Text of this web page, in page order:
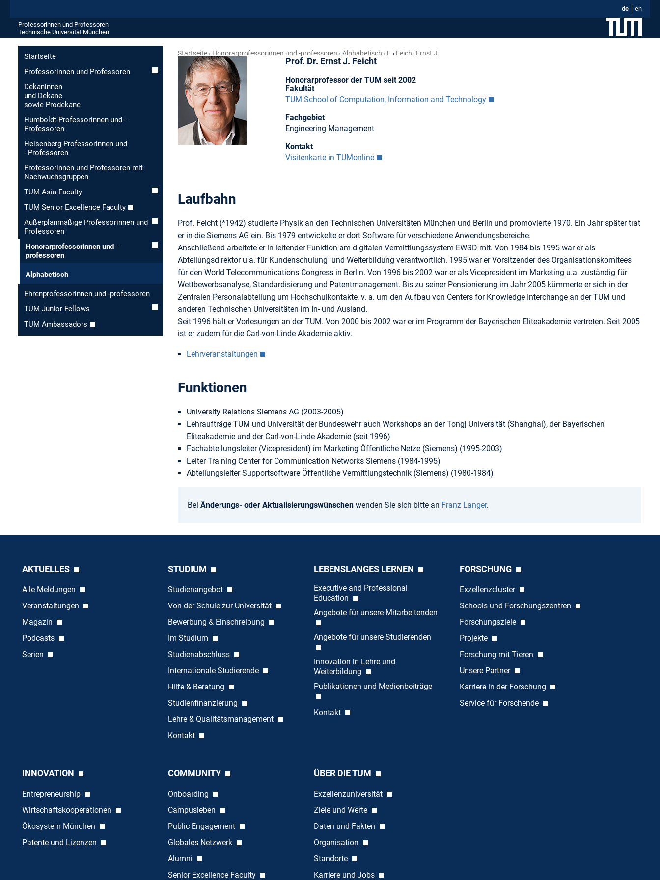
de en
Professorinnen und Professoren
Technische Universität München
Startseite
Professorinnen und Professoren
Dekaninnen
und Dekane
sowie Prodekane
Humboldt-Professorinnen und -
Professoren
Heisenberg-Professorinnen und
- Professoren
Professorinnen und Professoren mit
Nachwuchsgruppen
TUM Asia Faculty
TUM Senior Excellence Faculty
Außerplanmäßige Professorinnen und
Professoren
Honorar­professorinnen und -
professoren
Alphabetisch
Ehren­professorinnen und -professoren
TUM Junior Fellows
TUM Ambassadors
Startseite Honorar­professorinnen und -professoren Alphabetisch F Feicht Ernst J.
Prof. Dr. Ernst J. Feicht
Honorarprofessor der TUM seit 2002
Fakultät
TUM School of Computation, Information and Technology
Fachgebiet
Engineering Management
Kontakt
Visitenkarte in TUMonline
Laufbahn
Prof. Feicht (*1942) studierte Physik an den Technischen Universitäten München und Berlin und promovierte 1970. Ein Jahr später trat
er in die Siemens AG ein. Bis 1979 entwickelte er dort Software für verschiedene Anwendungsbereiche.
Anschließend arbeitete er in leitender Funktion am digitalen Vermittlungssystem EWSD mit. Von 1984 bis 1995 war er als
Abteilungsdirektor u.a. für Kundenschulung und Weiterbildung verantwortlich. 1995 war er Vorsitzender des Organisationskomitees
für den World Tele­communications Congress in Berlin. Von 1996 bis 2002 war er als Vicepresident im Marketing u.a. zuständig für
Wettbewerbsanalyse, Standardisierung und Patentmanagement. Bis zu seiner Pensionierung im Jahr 2005 kümmerte er sich in der
Zentralen Personalabteilung um Hochschul­kontakte, v. a. um den Aufbau von Centers for Knowledge Interchange an der TUM und
anderen Technischen Universitäten im In- und Ausland.
Seit 1996 hält er Vorlesungen an der TUM. Von 2000 bis 2002 war er im Programm der Bayerischen Eliteakademie vertreten. Seit 2005
ist er zudem für die Carl-von-Linde Akademie aktiv.
Lehrveranstaltungen
Funktionen
University Relations Siemens AG (2003-2005)
Lehraufträge TUM und Universität der Bundeswehr auch Workshops an der Tongj Universität (Shanghai), der Bayerischen
Eliteakademie und der Carl-von-Linde Akademie (seit 1996)
Fachabteilungsleiter (Vicepresident) im Marketing Öffentliche Netze (Siemens) (1995-2003)
Leiter Training Center for Communication Networks Siemens (1984-1995)
Abteilungsleiter Supportsoftware Öffentliche Vermittlungstechnik (Siemens) (1980-1984)
Bei Änderungs- oder Aktualisierungswünschen wenden Sie sich bitte an Franz Langer.
AKTUELLES
Alle Meldungen
Veranstaltungen
Magazin
Podcasts
Serien
STUDIUM
Studienangebot
Von der Schule zur Universität
Bewerbung & Einschreibung
Im Studium
Studienabschluss
Internationale Studierende
Hilfe & Beratung
Studienfinanzierung
Lehre & Qualitätsmanagement
Kontakt
LEBENSLANGES LERNEN
Executive and Professional
Education
Angebote für unsere Mitarbeitenden
Angebote für unsere Studierenden
Innovation in Lehre und
Weiterbildung
Publikationen und Medienbeiträge
Kontakt
FORSCHUNG
Exzellenzcluster
Schools und Forschungszentren
Forschungsziele
Projekte
Forschung mit Tieren
Unsere Partner
Karriere in der Forschung
Service für Forschende
INNOVATION
Entrepreneurship
Wirtschaftskooperationen
Ökosystem München
Patente und Lizenzen
COMMUNITY
Onboarding
Campusleben
Public Engagement
Globales Netzwerk
Alumni
Senior Excellence Faculty
ÜBER DIE TUM
Exzellenzuniversität
Ziele und Werte
Daten und Fakten
Organisation
Standorte
Karriere und Jobs